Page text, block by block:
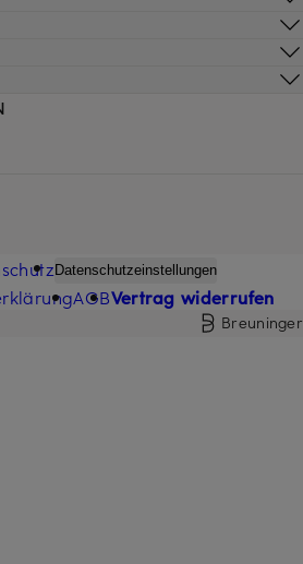
Datenschutzeinstellungen
AGBVertrag widerrufen
Breuninger